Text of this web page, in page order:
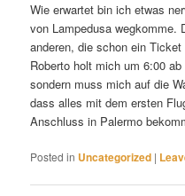
Wie erwartet bin ich etwas
von Lampedusa wegkomme.
anderen, die schon ein
Roberto holt mich um 6:00
sondern muss mich auf die
dass alles mit dem ersten
Anschluss in Palermo
Posted in Uncategorized |